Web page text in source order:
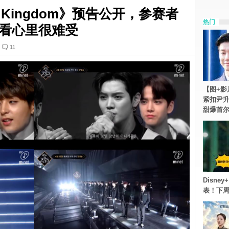
》预告公开，参赛者
心里很难受
11
热门
【图+
紧扣尹
甜爆首尔
表！下